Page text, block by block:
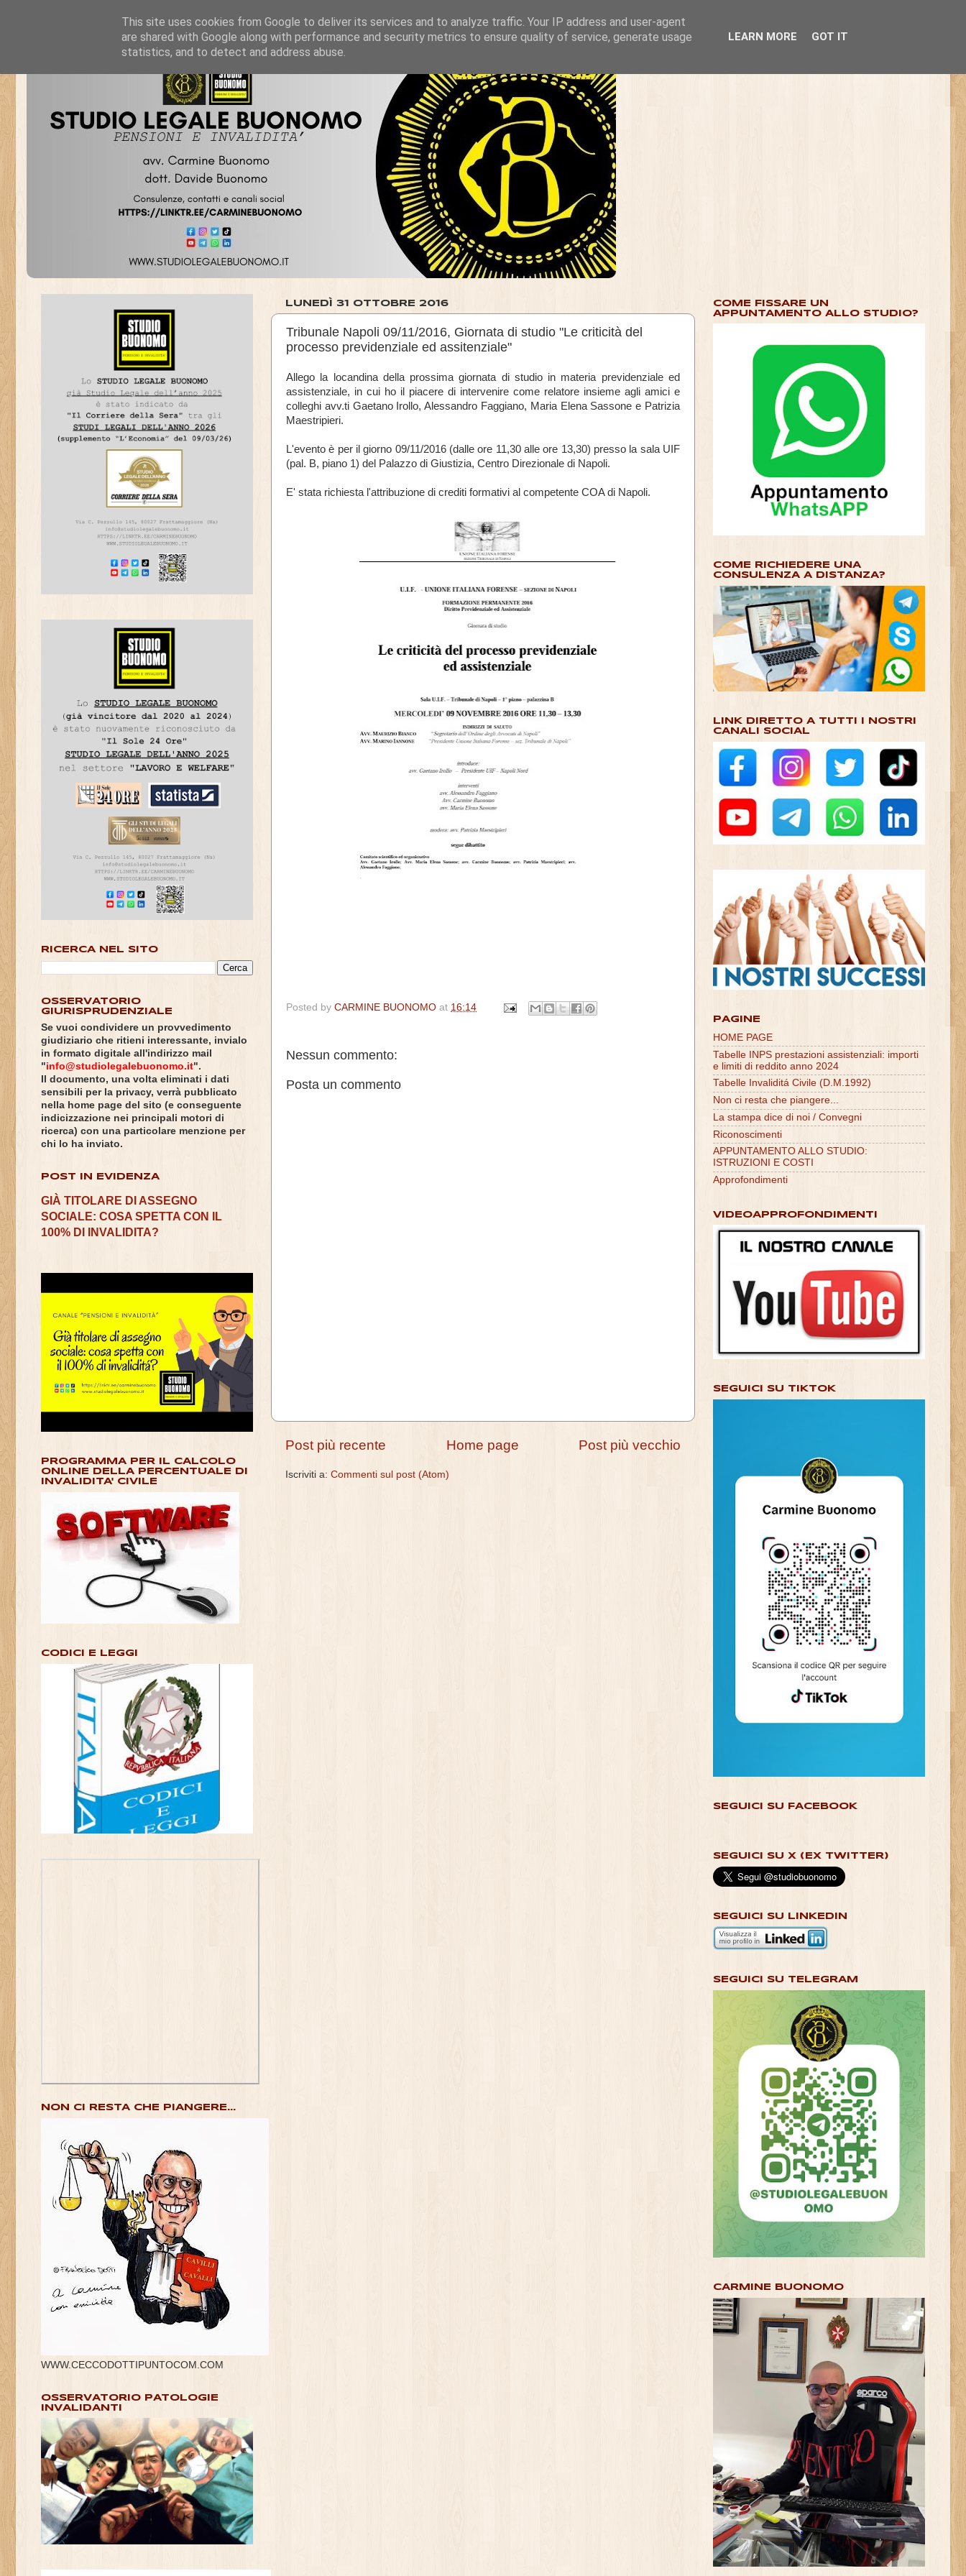
LUNEDÌ 31 OTTOBRE 2016
Tribunale Napoli 09/11/2016, Giornata di studio "Le criticità del
processo previdenziale ed assitenziale"
Allego la locandina della prossima giornata di studio in materia previdenziale ed
assistenziale, in cui ho il piacere di intervenire come relatore insieme agli amici e
colleghi avv.ti Gaetano Irollo, Alessandro Faggiano, Maria Elena Sassone e Patrizia
Maestripieri.
L'evento è per il giorno 09/11/2016 (dalle ore 11,30 alle ore 13,30) presso la sala UIF
(pal. B, piano 1) del Palazzo di Giustizia, Centro Direzionale di Napoli.
E' stata richiesta l'attribuzione di crediti formativi al competente COA di Napoli.
Posted by CARMINE BUONOMO at 16:14
Nessun commento:
Posta un commento
Post più recente Post più vecchio
Home page
Iscriviti a: Commenti sul post (Atom)
RICERCA NEL SITO
OSSERVATORIO
GIURISPRUDENZIALE
Se vuoi condividere un provvedimento
giudiziario che ritieni interessante, invialo
in formato digitale all'indirizzo mail
"info@studiolegalebuonomo.it".
Il documento, una volta eliminati i dati
sensibili per la privacy, verrà pubblicato
nella home page del sito (e conseguente
indicizzazione nei principali motori di
ricerca) con una particolare menzione per
chi lo ha inviato.
POST IN EVIDENZA
GIÀ TITOLARE DI ASSEGNO
SOCIALE: COSA SPETTA CON IL
100% DI INVALIDITA?
PROGRAMMA PER IL CALCOLO
ONLINE DELLA PERCENTUALE DI
INVALIDITA' CIVILE
CODICI E LEGGI
NON CI RESTA CHE PIANGERE...
WWW.CECCODOTTIPUNTOCOM.COM
OSSERVATORIO PATOLOGIE
INVALIDANTI
COME FISSARE UN
APPUNTAMENTO ALLO STUDIO?
COME RICHIEDERE UNA
CONSULENZA A DISTANZA?
LINK DIRETTO A TUTTI I NOSTRI
CANALI SOCIAL
PAGINE
HOME PAGE
Tabelle INPS prestazioni assistenziali: importi
e limiti di reddito anno 2024
Tabelle Invaliditá Civile (D.M.1992)
Non ci resta che piangere...
La stampa dice di noi / Convegni
Riconoscimenti
APPUNTAMENTO ALLO STUDIO:
ISTRUZIONI E COSTI
Approfondimenti
VIDEOAPPROFONDIMENTI
SEGUICI SU TIKTOK
SEGUICI SU FACEBOOK
SEGUICI SU X (EX TWITTER)
SEGUICI SU LINKEDIN
SEGUICI SU TELEGRAM
CARMINE BUONOMO
This site uses cookies from Google to deliver its services and to analyze traffic. Your IP address and user-agent
are shared with Google along with performance and security metrics to ensure quality of service, generate usage
statistics, and to detect and address abuse.
LEARN MORE GOT IT